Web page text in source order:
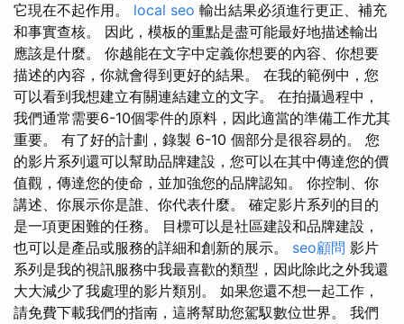
它現在不起作用。 local seo 輸出結果必須進行更正、補充
和事實查核。 因此，模板的重點是盡可能最好地描述輸出
應該是什麼。 你越能在文字中定義你想要的內容、你想要
描述的內容，你就會得到更好的結果。 在我的範例中，您
可以看到我想建立有關連結建立的文字。 在拍攝過程中，
我們通常需要6-10個零件的原料，因此適當的準備工作尤其
重要。 有了好的計劃，錄製 6-10 個部分是很容易的。 您
的影片系列還可以幫助品牌建設，您可以在其中傳達您的價
值觀，傳達您的使命，並加強您的品牌認知。 你控制、你
講述、你展示你是誰、你代表什麼。 確定影片系列的目的
是一項更困難的任務。 目標可以是社區建設和品牌建設，
也可以是產品或服務的詳細和創新的展示。 seo顧問 影片
系列是我的視訊服務中我最喜歡的類型，因此除此之外我還
大大減少了我處理的影片類別。 如果您還不想一起工作，
請免費下載我們的指南，這將幫助您駕馭數位世界。 我們